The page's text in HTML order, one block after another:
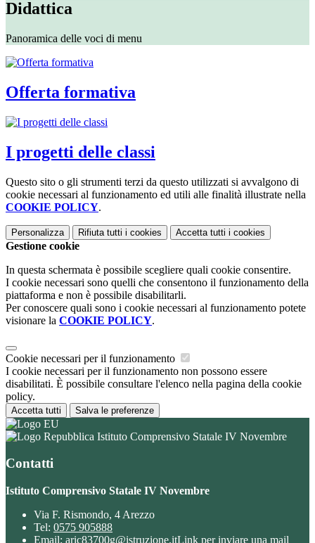
Didattica
Panoramica delle voci di menu
Offerta formativa
I progetti delle classi
Questo sito o gli strumenti terzi da questo utilizzati si avvalgono di
cookie necessari al funzionamento ed utili alle finalità illustrate nella
COOKIE POLICY.
Personalizza Rifiuta tutti i cookies Accetta tutti i cookies
Gestione cookie
In questa schermata è possibile scegliere quali cookie consentire.
I cookie necessari sono quelli che consentono il funzionamento della
piattaforma e non è possibile disabilitarli.
Per conoscere quali sono i cookie necessari al funzionamento potete
visionare la COOKIE POLICY.
Cookie necessari per il funzionamento
I cookie necessari per il funzionamento non possono essere
disabilitati. È possibile consultare l'elenco nella pagina della cookie
policy.
Accetta tutti Salva le preferenze
Istituto Comprensivo Statale IV Novembre
Contatti
Istituto Comprensivo Statale IV Novembre
Via F. Rismondo, 4 Arezzo
Tel: 0575 905888
Email: aric83700g@istruzione.itLink per inviare una mail